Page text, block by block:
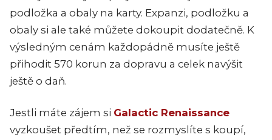
podložka a obaly na karty. Expanzi, podložku a
obaly si ale také můžete dokoupit dodatečně. K
výsledným cenám každopádně musíte ještě
přihodit 570 korun za dopravu a celek navýšit
ještě o daň.
Jestli máte zájem si Galactic Renaissance
vyzkoušet předtím, než se rozmyslíte s koupí,